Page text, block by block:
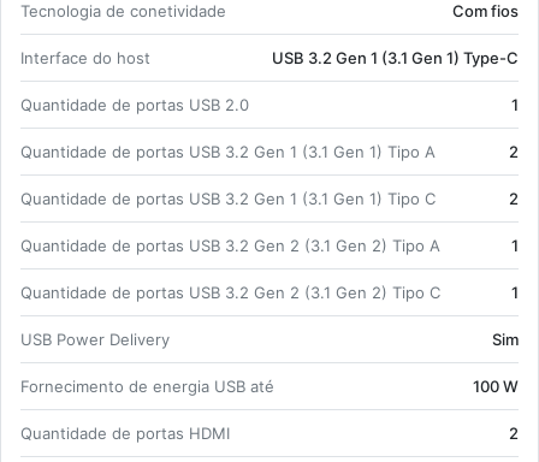
Ca­rac­te­rís­ticas prin­ci­pais:
Com fios;
In­ter­face do host: USB 3.2 Gen 1 (3.1 Gen
1) Type-C;
USB Power De­li­very;
Ethernet LAN 1000 Mbit/s;
Mi­croSD (Trans­Flash), SD;
Slot para cabo de se­gu­rança;
Plug and Play.
Tec­no­logia de co­ne­ti­vi­dade Com fios
In­ter­face do host USB 3.2 Gen 1 (3.1 Gen 1) Type-C
Quan­ti­dade de portas USB 2.0 1
Quan­ti­dade de portas USB 3.2 Gen 1 (3.1 Gen 1) Tipo A 2
Quan­ti­dade de portas USB 3.2 Gen 1 (3.1 Gen 1) Tipo C 2
Quan­ti­dade de portas USB 3.2 Gen 2 (3.1 Gen 2) Tipo A 1
Quan­ti­dade de portas USB 3.2 Gen 2 (3.1 Gen 2) Tipo C 1
USB Power De­li­very Sim
For­ne­ci­mento de energia USB até 100 W
Quan­ti­dade de portas HDMI 2